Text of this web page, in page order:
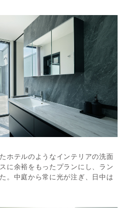
ホテルのようなインテリアの洗面
に余裕をもったプランにし、ラン
。中庭から常に光が注ぎ、日中は